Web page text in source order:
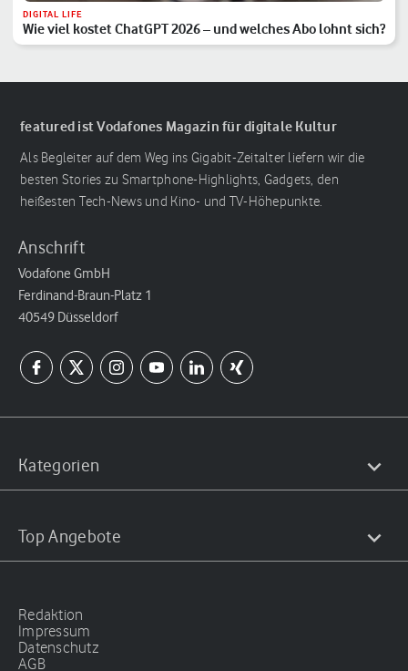
DIGITAL LIFE
Wie viel kostet ChatGPT 2026 – und welches Abo lohnt sich?
featured ist Vodafones Magazin für digitale Kultur
Als Begleiter auf dem Weg ins Gigabit-Zeitalter liefern wir die
besten Stories zu Smartphone-Highlights, Gadgets, den
heißesten Tech-News und Kino- und TV-Höhepunkte.
Anschrift
Vodafone GmbH
Ferdinand-Braun-Platz 1
40549 Düsseldorf
Kategorien
Top Angebote
Redaktion
Impressum
Datenschutz
AGB